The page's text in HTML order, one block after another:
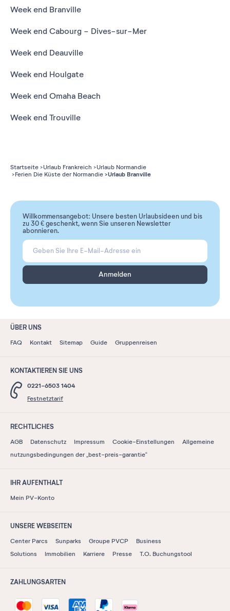
Week end Branville
Week end Cabourg - Dives-sur-Mer
Week end Deauville
Week end Houlgate
Week end Omaha Beach
Week end Trouville
Startseite Urlaub Frankreich
Urlaub Normandie
Ferien Die Küste der Normandie
Urlaub Branville
Willkommensangebot: Unsere besten Urlaubsideen und bis
zu 30 € geschenkt, wenn Sie unseren Newsletter
abonnieren.
Anmelden
ÜBER UNS
FAQ Kontakt Sitemap Guide Gruppenreisen
KONTAKTIEREN SIE UNS
0221-6503 1404
Festnetztarif
RECHTLICHES
AGB Datenschutz Impressum Cookie-Einstellungen
Allgemeine
nutzungsbedingungen der „best-preis-garantie“
IHR AUFENTHALT
Mein PV-Konto
UNSERE WEBSEITEN
Center Parcs Sunparks Groupe PVCP
Business
Solutions
Immobilien Karriere Presse T.O. Buchungstool
ZAHLUNGSARTEN